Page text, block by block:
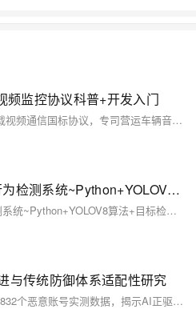
频监控协议科普+开发入门
JTT1078是交通运输部发布的车载视频通信国标协议，专司营运车辆音视频传输与交互，与定位协议JTT808互补构成监控“骨架+神经”。支持实时视频、录像回放、语音对讲、云台控制及报警联动，统一行业标准，破除数据孤岛。本文用大白话详解其原理、核心功能与开发入门要点，助力新手快速上手。（239字）
基于YOLO的驾驶员异常行为检测系统~Python+YOLOV8算法+目标检测+图像识别+人工智能
基于YOLO的驾驶员异常行为检测系统~Python+YOLOV8算法+目标检测+图像识别+人工智能
与传统防御体系适配性研究
本文基于Anthropic 2025–2026年832个恶意账号实测数据，揭示AI正驱动网络攻击从人工主导迈向全链路自主化：67%攻击者用AI筹备攻击，中高风险者占比由33%升至56%，AI已深度渗透后渗透阶段。研究指出MITRE ATT&CK等传统框架失效、防御体系滞后，并提出覆盖行为监测、框架迭代、权限管控、人员赋能的分层防御方案。（239字）